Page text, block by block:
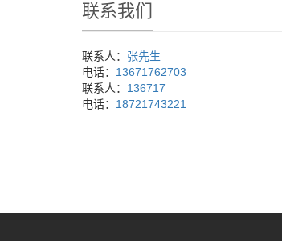
联系我们
联系人： 张先生
电话： 13671762703
联系人： 136717
电话： 18721743221